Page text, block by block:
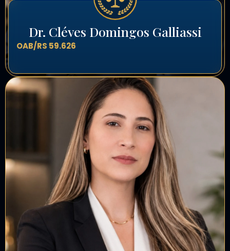
Dr. Cléves Domingos Galliassi
OAB/RS 59.626